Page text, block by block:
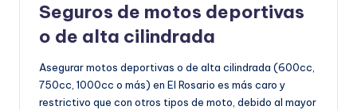
Seguros de motos deportivas
o de alta cilindrada
Asegurar motos deportivas o de alta cilindrada (600cc,
750cc, 1000cc o más) en El Rosario es más caro y
restrictivo que con otros tipos de moto, debido al mayor